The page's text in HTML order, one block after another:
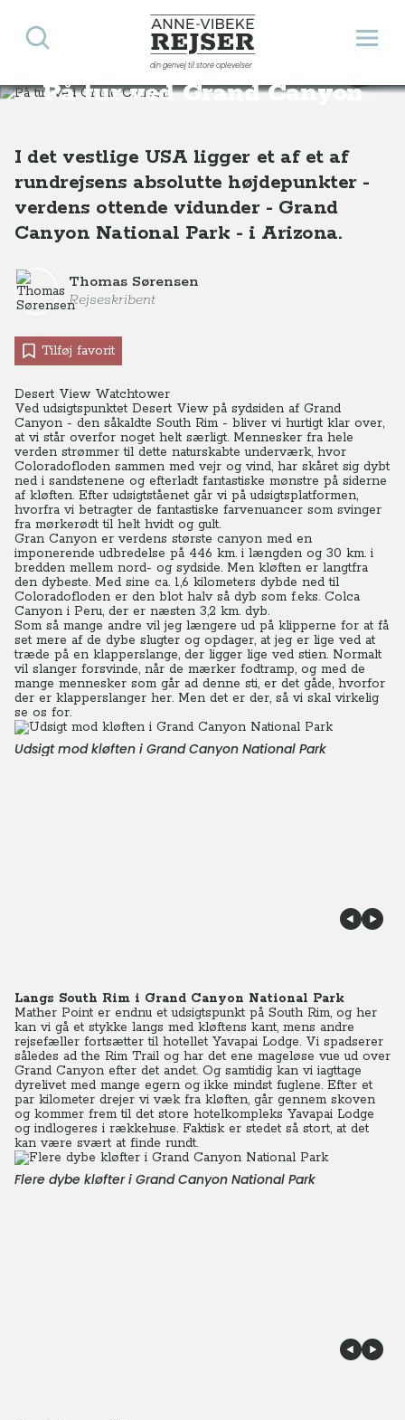
Anne-Vibeke Rejser
din genvej til store oplevelser
Åbn
Søg
På tur ved Grand Canyon
Destinationer Nordamerika USA På tur ved Grand Canyon, Arizona, USA
I det vestlige USA ligger et af et af
rundrejsens absolutte højdepunkter -
verdens ottende vidunder - Grand
Canyon National Park - i Arizona.
Thomas Sørensen
Rejseskribent
Tilføj favorit
Desert View Watchtower
Ved udsigtspunktet Desert View på sydsiden af Grand
Canyon - den såkaldte South Rim - bliver vi hurtigt klar over,
at vi står overfor noget helt særligt. Mennesker fra hele
verden strømmer til dette naturskabte underværk, hvor
Coloradofloden sammen med vejr og vind, har skåret sig dybt
ned i sandstenene og efterladt fantastiske mønstre på siderne
af kløften. Efter udsigtståenet går vi på udsigtsplatformen,
hvorfra vi betragter de fantastiske farvenuancer som svinger
fra mørkerødt til helt hvidt og gult.
Gran Canyon er verdens største canyon med en
imponerende udbredelse på 446 km. i længden og 30 km. i
bredden mellem nord- og sydside. Men kløften er langtfra
den dybeste. Med sine ca. 1,6 kilometers dybde ned til
Coloradofloden er den blot halv så dyb som f.eks. Colca
Canyon i Peru, der er næsten 3,2 km. dyb.
Som så mange andre vil jeg længere ud på klipperne for at få
set mere af de dybe slugter og opdager, at jeg er lige ved at
træde på en klapperslange, der ligger lige ved stien. Normalt
vil slanger forsvinde, når de mærker fodtramp, og med de
mange mennesker som går ad denne sti, er det gåde, hvorfor
der er klapperslanger her. Men det er der, så vi skal virkelig
se os for.
Udsigt mod kløften i Grand Canyon National Park
Langs South Rim i Grand Canyon National Park
Mather Point er endnu et udsigtspunkt på South Rim, og her
kan vi gå et stykke langs med kløftens kant, mens andre
rejsefæller fortsætter til hotellet Yavapai Lodge. Vi spadserer
således ad the Rim Trail og har det ene mageløse vue ud over
Grand Canyon efter det andet. Og samtidig kan vi iagttage
dyrelivet med mange egern og ikke mindst fuglene. Efter et
par kilometer drejer vi væk fra kløften, går gennem skoven
og kommer frem til det store hotelkompleks Yavapai Lodge
og indlogeres i rækkehuse. Faktisk er stedet så stort, at det
kan være svært at finde rundt.
Flere dybe kløfter i Grand Canyon National Park